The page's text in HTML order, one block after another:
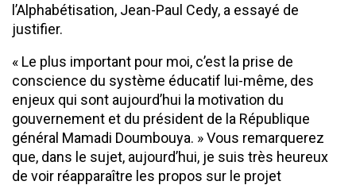
l’Alphabétisation, Jean-Paul Cedy, a essayé de
justifier.
« Le plus important pour moi, c’est la prise de
conscience du système éducatif lui-même, des
enjeux qui sont aujourd’hui la motivation du
gouvernement et du président de la République
général Mamadi Doumbouya. » Vous remarquerez
que, dans le sujet, aujourd’hui, je suis très heureux
de voir réapparaître les propos sur le projet